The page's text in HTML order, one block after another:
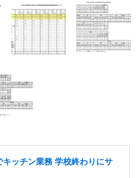
ッチン業務 学校終わりにサ